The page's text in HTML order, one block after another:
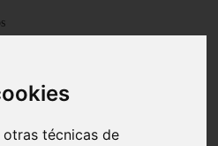
técnicas de